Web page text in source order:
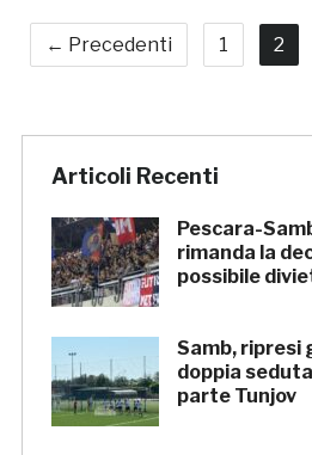
← Precedenti 1 2
Articoli Recenti
Pescara-
rimanda la
possibile
Samb, ripresi
doppia
parte Tunjov